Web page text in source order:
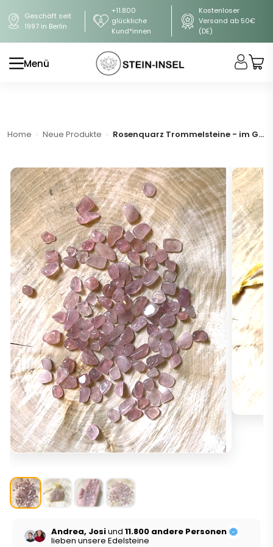
Geschäft seit
1997 in Berlin
+11.800
glückliche
Kund*innen
Kostenloser
Versand ab 50€
(DE)
Menü
Home Neue Produkte Rosenquarz Trommelsteine - im Goldbeutel (sehr gute Qualität)
Andrea, Josiund11.800 andere Personen
lieben unsere Edelsteine